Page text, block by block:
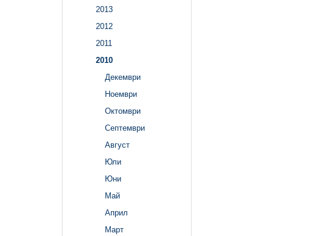
2013
2012
2011
2010
Декември
Ноември
Октомври
Септември
Август
Юли
Юни
Май
Април
Март